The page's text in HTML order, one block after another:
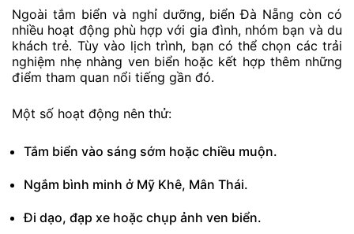
Ngoài tắm biển và nghỉ dưỡng, biển Đà Nẵng còn có
nhiều hoạt động phù hợp với gia đình, nhóm bạn và du
khách trẻ. Tùy vào lịch trình, bạn có thể chọn các trải
nghiệm nhẹ nhàng ven biển hoặc kết hợp thêm những
điểm tham quan nổi tiếng gần đó.
Một số hoạt động nên thử:
Tắm biển vào sáng sớm hoặc chiều muộn.
Ngắm bình minh ở Mỹ Khê, Mân Thái.
Đi dạo, đạp xe hoặc chụp ảnh ven biển.